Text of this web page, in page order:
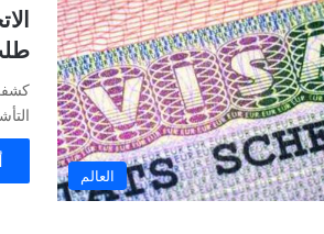
العالم